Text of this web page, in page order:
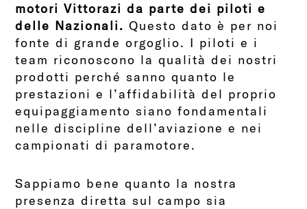
motori Vittorazi da parte dei piloti e
delle Nazionali. Questo dato è per noi
fonte di grande orgoglio. I piloti e i
team riconoscono la qualità dei nostri
prodotti perché sanno quanto le
prestazioni e l’affidabilità del proprio
equipaggiamento siano fondamentali
nelle discipline dell’aviazione e nei
campionati di paramotore.
Sappiamo bene quanto la nostra
presenza diretta sul campo sia